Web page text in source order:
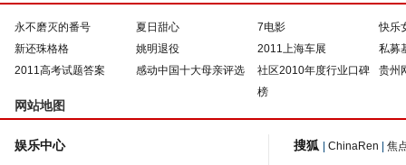
永不磨灭的番号 夏日甜心 7电影
快乐
新还珠格格
姚明退役 2011上海车展
私募
2011高考试题答案
感动中国十大母亲评选
社区2010年度行业口碑
榜
贵州
网站地图
娱乐中心 搜狐 ChinaRen 焦